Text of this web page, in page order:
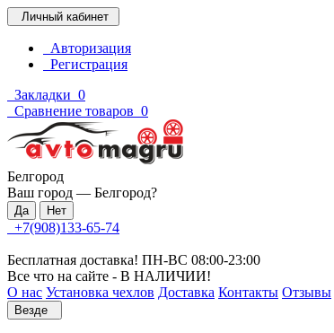
Личный кабинет
Авторизация
Регистрация
Закладки 0
Сравнение товаров 0
Белгород
Ваш город — Белгород?
+7(908)133-65-74
Бесплатная доставка! ПН-ВС 08:00-23:00
Все что на сайте - В НАЛИЧИИ!
О нас Установка чехлов Доставка Контакты Отзывы
Везде